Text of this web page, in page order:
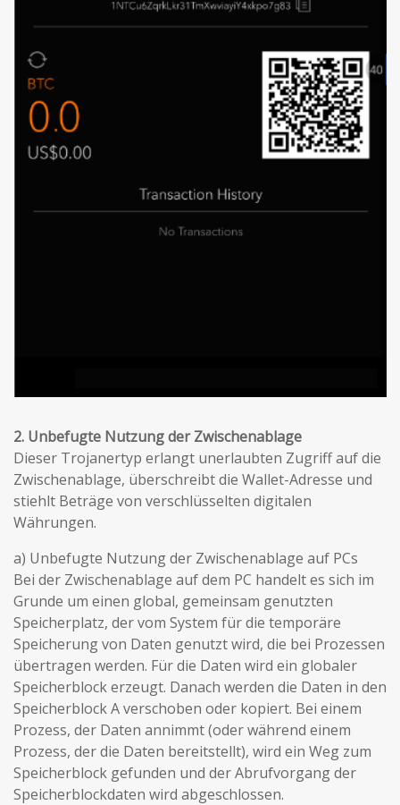
2. Unbefugte Nutzung der Zwischenablage
Dieser Trojanertyp erlangt unerlaubten Zugriff auf die
Zwischenablage, überschreibt die Wallet-Adresse und
stiehlt Beträge von verschlüsselten digitalen
Währungen.
a) Unbefugte Nutzung der Zwischenablage auf PCs
Bei der Zwischenablage auf dem PC handelt es sich im
Grunde um einen global, gemeinsam genutzten
Speicherplatz, der vom System für die temporäre
Speicherung von Daten genutzt wird, die bei Prozessen
übertragen werden. Für die Daten wird ein globaler
Speicherblock erzeugt. Danach werden die Daten in den
Speicherblock A verschoben oder kopiert. Bei einem
Prozess, der Daten annimmt (oder während einem
Prozess, der die Daten bereitstellt), wird ein Weg zum
Speicherblock gefunden und der Abrufvorgang der
Speicherblockdaten wird abgeschlossen.